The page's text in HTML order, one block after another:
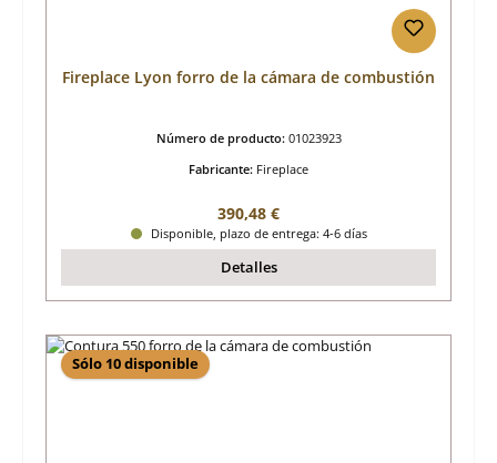
Fireplace Lyon forro de la cámara de combustión
Número de producto: 01023923
Fabricante: Fireplace
Precio normal:
390,48 €
Disponible, plazo de entrega: 4-6 días
Detalles
Sólo 10 disponible